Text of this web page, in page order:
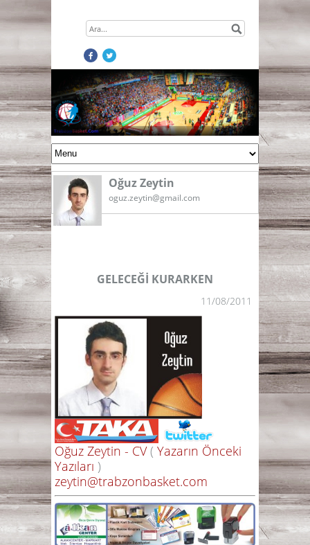
Oğuz Zeytin
oguz.zeytin@gmail.com
GELECEĞİ KURARKEN
11/08/2011
Oğuz Zeytin - CV( Yazarın Önceki
Yazıları )
zeytin@trabzonbasket.com